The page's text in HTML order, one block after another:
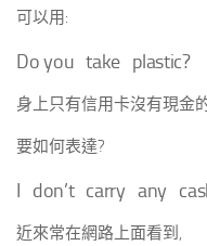
可以用:
Do you take plastic?
身上只有信用卡沒有現金
要如何表達?
I don’t carry any
近來常在網路上面看到,